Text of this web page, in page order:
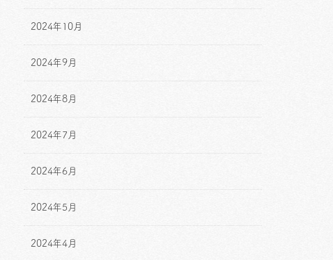
2024年10月
2024年9月
2024年8月
2024年7月
2024年6月
2024年5月
2024年4月